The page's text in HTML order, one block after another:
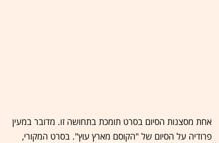
אחת מסצנות הסיום בסרט תומכת בתחושה זו. מדובר במעין
פרודיה על הסיום של "הקוסם מארץ עוץ". בסרט המקורי,